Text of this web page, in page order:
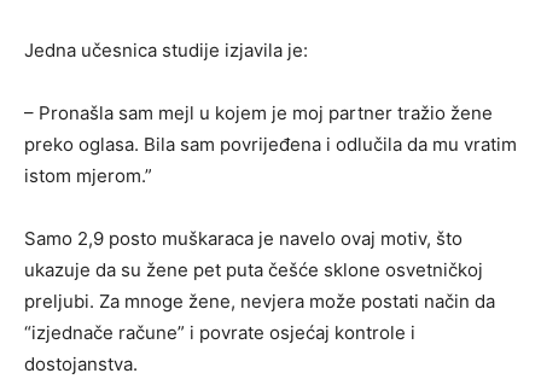
Jedna učesnica studije izjavila je:
– Pronašla sam mejl u kojem je moj partner tražio žene
preko oglasa. Bila sam povrijeđena i odlučila da mu vratim
istom mjerom.”
Samo 2,9 posto muškaraca je navelo ovaj motiv, što
ukazuje da su žene pet puta češće sklone osvetničkoj
preljubi. Za mnoge žene, nevjera može postati način da
“izjednače račune” i povrate osjećaj kontrole i
dostojanstva.